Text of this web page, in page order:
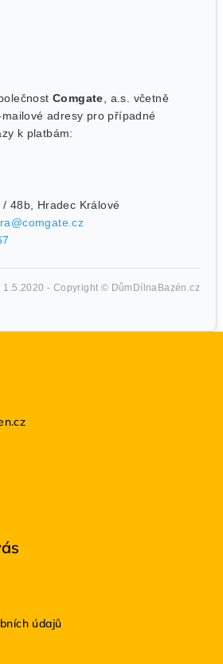
Comgate , a.s. včetně
adresy pro případné
k platbám:
48b, Hradec Králové
1.5.2020 - Copyright © DůmDílnaBazén.cz
údajů